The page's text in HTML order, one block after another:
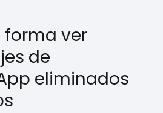
forma ver
de
eliminados